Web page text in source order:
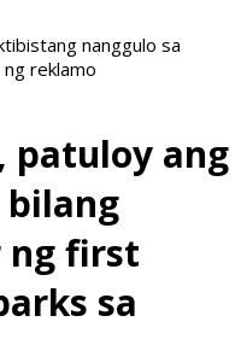
nanggulo sa
ng reklamo
patuloy ang
bilang
ng first
sa